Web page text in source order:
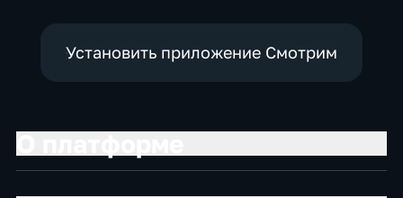
Установить приложение Смотрим